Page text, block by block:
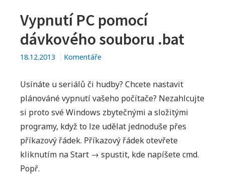
Vypnutí PC pomocí
dávkového souboru .bat
18.12.2013 Komentáře
Usínáte u seriálů či hudby? Chcete nastavit
plánováné vypnutí vašeho počítače? Nezahlcujte
si proto své Windows zbytečnými a složitými
programy, když to lze udělat jednoduše přes
příkazový řádek. Příkazový řádek otevřete
kliknutím na Start → spustit, kde napíšete cmd.
Popř.